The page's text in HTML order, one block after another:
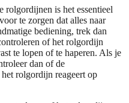
rolgordijnen is het essentieel
te zorgen dat alles naar
bediening, trek dan
of het rolgordijn
te lopen of te haperen. Als je
dan of de
rolgordijn reageert op